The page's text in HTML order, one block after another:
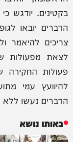
בקטינים. יודגש
הדברים יובאו
צריכים להיאמר
לצאת מפעולות
פעולות
להיוועץ עמי
הדברים נעשו
באותו נושא